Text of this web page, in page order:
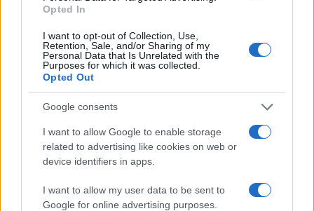
Opted In
I want to opt-out of Collection, Use,
Retention, Sale, and/or Sharing of my
Personal Data that Is Unrelated with the
Purposes for which it was collected.
Opted Out
Google consents
I want to allow Google to enable storage
related to advertising like cookies on web or
device identifiers in apps.
I want to allow my user data to be sent to
Google for online advertising purposes.
Dolomiti Energia: utile semestrale a 100 milioni e investimenti
record nelle rinnovabili
Edoardo Vitali · 7 Ago 2026
QUOTAZIONI CRYPTO
Eureka Bridged PAX
(PAXG)